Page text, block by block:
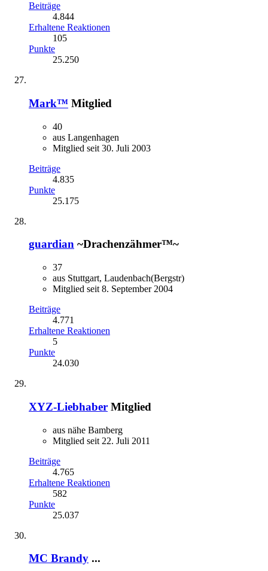
Beiträge
4.844
Erhaltene Reaktionen
105
Punkte
25.250
Mark™ Mitglied
40
aus Langenhagen
Mitglied seit 30. Juli 2003
Beiträge
4.835
Punkte
25.175
guardian ~Drachenzähmer™~
37
aus Stuttgart, Laudenbach(Bergstr)
Mitglied seit 8. September 2004
Beiträge
4.771
Erhaltene Reaktionen
5
Punkte
24.030
XYZ-Liebhaber Mitglied
aus nähe Bamberg
Mitglied seit 22. Juli 2011
Beiträge
4.765
Erhaltene Reaktionen
582
Punkte
25.037
MC Brandy ...